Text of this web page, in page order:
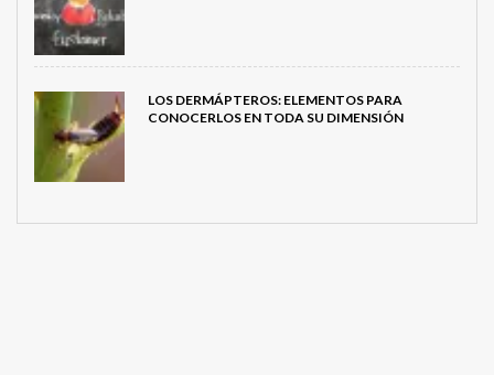
LOS DERMÁPTEROS: ELEMENTOS PARA
CONOCERLOS EN TODA SU DIMENSIÓN